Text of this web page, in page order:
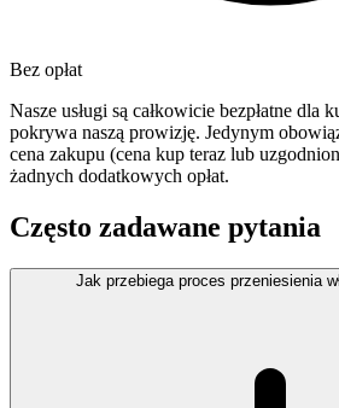
Bez opłat
Nasze usługi są całkowicie bezpłatne dla
pokrywa naszą prowizję. Jedynym
cena zakupu (cena kup teraz lub
żadnych dodatkowych opłat.
Często zadawane pytania
Jak przebiega proces przeniesienia